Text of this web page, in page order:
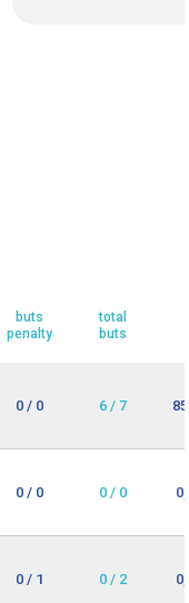
buts
penalty
total
buts
0 / 0 6 / 7
0 / 0 0 / 0
0 / 1 0 / 2